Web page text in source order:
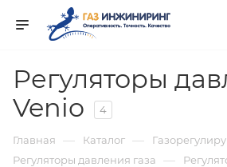
Регуляторы
Venio
4
Главная — Каталог —
Регуляторы давления газа —